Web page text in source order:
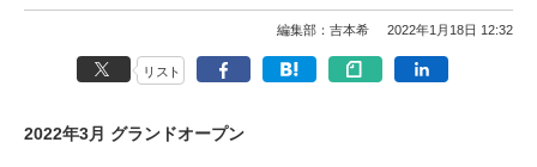
編集部：吉本希 2022年1月18日 12:32
リスト
2022年3月 グランドオープン